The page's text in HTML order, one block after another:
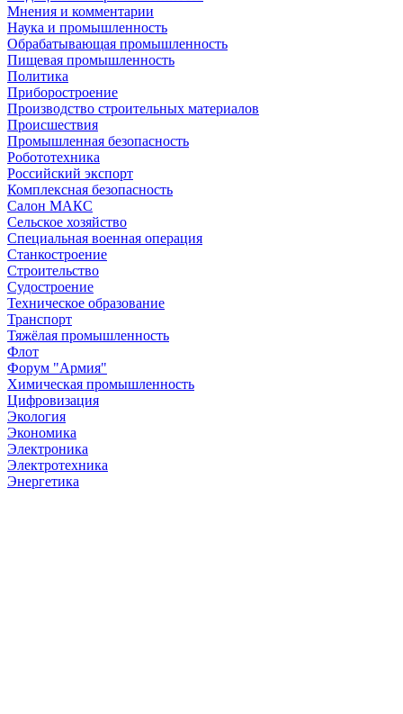
Мнения и комментарии
Наука и промышленность
Обрабатывающая промышленность
Пищевая промышленность
Политика
Приборостроение
Производство строительных материалов
Происшествия
Промышленная безопасность
Робототехника
Российский экспорт
Комплексная безопасность
Салон МАКС
Сельское хозяйство
Специальная военная операция
Станкостроение
Строительство
Судостроение
Техническое образование
Транспорт
Тяжёлая промышленность
Флот
Форум "Армия"
Химическая промышленность
Цифровизация
Экология
Экономика
Электроника
Электротехника
Энергетика